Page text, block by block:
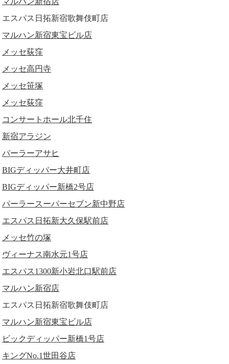
エスパス日拓新宿歌舞伎町店
マルハン新宿東宝ビル店
メッセ荻窪
メッセ高円寺
メッセ笹塚
メッセ荻窪
コンサートホール北千住
新宿アラジン
パーラーアサヒ
BIGディッパー大井町店
BIGディッパー新橋2号店
パーラースーパーセブン新中野店
エスパス日拓新大久保駅前店
メッセ竹の塚
ヴィーナス南水元1号店
エスパス1300新小岩北口駅前店
マルハン新宿店
エスパス日拓新宿歌舞伎町店
マルハン新宿東宝ビル店
ビックディッパー新橋1号店
キングNo.1世田谷店